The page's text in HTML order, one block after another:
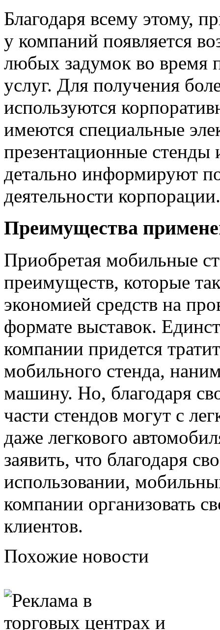
Благодаря всему этому,
у компаний появляется
любых задумок во время
услуг. Для получения
используются
имеются специальные
презентационные
детально информируют
деятельности корпорации.
Преимущества
Приобретая мобильные
преимуществ, которые
экономией средств на
формате выставок.
компании придется
мобильного стенда,
машину. Но, благодаря
части стендов могут с
даже легкового
заявить, что благодаря
использовании,
компании организовать
клиентов.
Похожие новости